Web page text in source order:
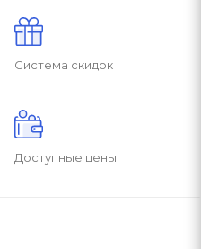
Система скидок
Доступные цены